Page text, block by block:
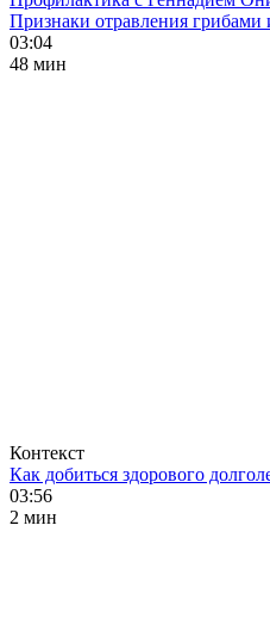
Признаки отравления грибами
03:04
48 мин
Контекст
Как добиться здорового
03:56
2 мин